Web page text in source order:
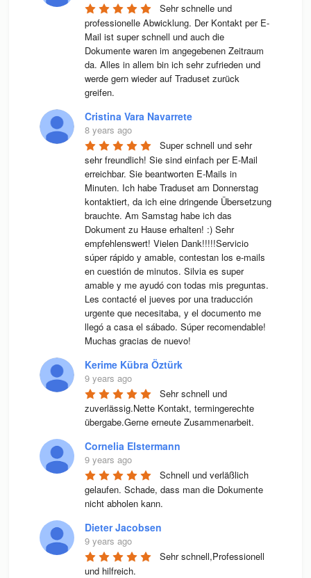
Sehr schnelle und
professionelle Abwicklung. Der Kontakt per E-
Mail ist super schnell und auch die
Dokumente waren im angegebenen Zeitraum
da. Alles in allem bin ich sehr zufrieden und
werde gern wieder auf Traduset zurück
greifen.
Cristina Vara Navarrete
8 years ago
Super schnell und sehr
sehr freundlich! Sie sind einfach per E-Mail
erreichbar. Sie beantworten E-Mails in
Minuten. Ich habe Traduset am Donnerstag
kontaktiert, da ich eine dringende Übersetzung
brauchte. Am Samstag habe ich das
Dokument zu Hause erhalten! :) Sehr
empfehlenswert! Vielen Dank!!!!!Servicio
súper rápido y amable, contestan los e-mails
en cuestión de minutos. Silvia es super
amable y me ayudó con todas mis preguntas.
Les contacté el jueves por una traducción
urgente que necesitaba, y el documento me
llegó a casa el sábado. Súper recomendable!
Muchas gracias de nuevo!
Kerime Kübra Öztürk
9 years ago
Sehr schnell und
zuverlässig.Nette Kontakt, termingerechte
übergabe.Gerne erneute Zusammenarbeit.
Cornelia Elstermann
9 years ago
Schnell und verläßlich
gelaufen. Schade, dass man die Dokumente
nicht abholen kann.
Dieter Jacobsen
9 years ago
Sehr schnell,Professionell
und hilfreich.